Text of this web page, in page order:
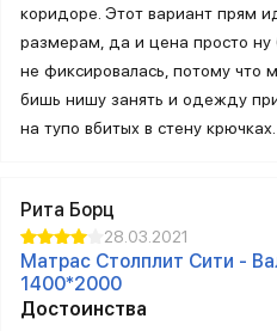
коридоре. Этот вариант прям
размерам, да и цена просто ну
не фиксировалась, потому что
бишь нишу занять и одежду
на тупо вбитых в стену
Рита Борц
28.03.2021
Матрас Столплит Сити -
1400*2000
Достоинства